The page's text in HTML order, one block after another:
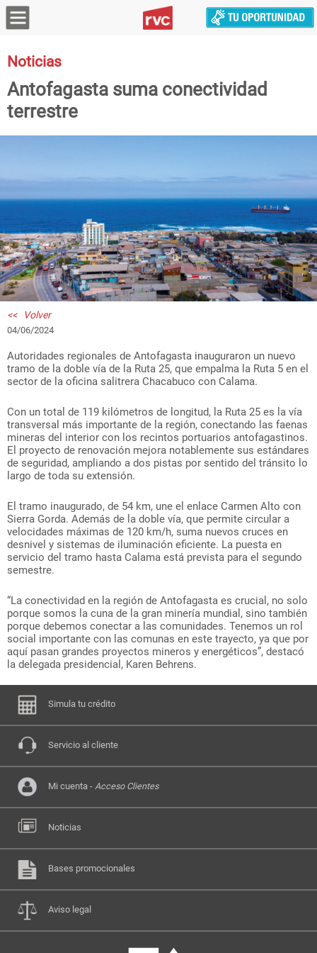
Noticias
Antofagasta suma conectividad
terrestre
<< Volver
04/06/2024
Autoridades regionales de Antofagasta inauguraron un nuevo
tramo de la doble vía de la Ruta 25, que empalma la Ruta 5 en el
sector de la oficina salitrera Chacabuco con Calama.
Con un total de 119 kilómetros de longitud, la Ruta 25 es la vía
transversal más importante de la región, conectando las faenas
mineras del interior con los recintos portuarios antofagastinos.
El proyecto de renovación mejora notablemente sus estándares
de seguridad, ampliando a dos pistas por sentido del tránsito lo
largo de toda su extensión.
El tramo inaugurado, de 54 km, une el enlace Carmen Alto con
Sierra Gorda. Además de la doble vía, que permite circular a
velocidades máximas de 120 km/h, suma nuevos cruces en
desnivel y sistemas de iluminación eficiente. La puesta en
servicio del tramo hasta Calama está prevista para el segundo
semestre.
“La conectividad en la región de Antofagasta es crucial, no solo
porque somos la cuna de la gran minería mundial, sino también
porque debemos conectar a las comunidades. Tenemos un rol
social importante con las comunas en este trayecto, ya que por
aquí pasan grandes proyectos mineros y energéticos”, destacó
la delegada presidencial, Karen Behrens.
Simula tu crédito
Servicio al cliente
Mi cuenta - Acceso Clientes
Noticias
Bases promocionales
Aviso legal